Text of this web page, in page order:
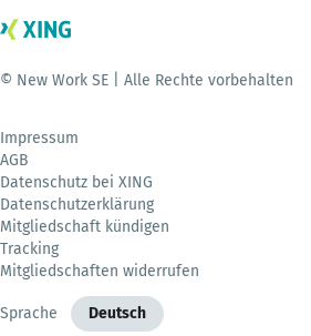
© New Work SE | Alle Rechte vorbehalten
Impressum
AGB
Datenschutz bei XING
Datenschutzerklärung
Mitgliedschaft kündigen
Tracking
Mitgliedschaften widerrufen
Sprache Deutsch